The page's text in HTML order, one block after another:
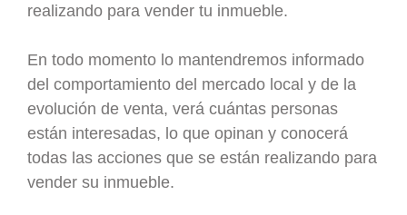
realizando para vender tu inmueble.
En todo momento lo mantendremos informado
del comportamiento del mercado local y de la
evolución de venta, verá cuántas personas
están interesadas, lo que opinan y conocerá
todas las acciones que se están realizando para
vender su inmueble.